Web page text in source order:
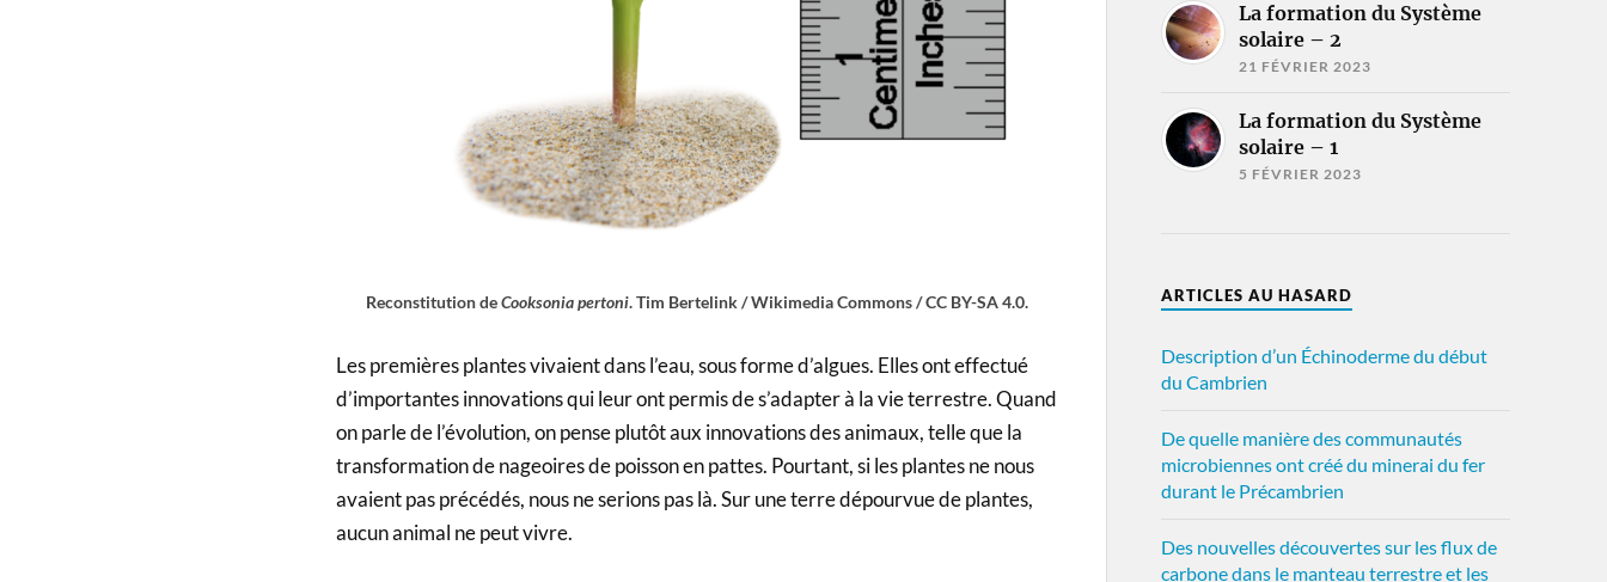
Reconstitution deCooksonia pertoni. Tim Bertelink / Wikimedia Commons / CC BY-SA 4.0.
Les premières plantes vivaient dans l’eau, sous forme d’algues. Elles ont effectué
d’importantes innovations qui leur ont permis de s’adapter à la vie terrestre. Quand
on parle de l’évolution, on pense plutôt aux innovations des animaux, telle que la
transformation de nageoires de poisson en pattes. Pourtant, si les plantes ne nous
avaient pas précédés, nous ne serions pas là. Sur une terre dépourvue de plantes,
aucun animal ne peut vivre.
La formation du Système
solaire – 2
21 FÉVRIER 2023
La formation du Système
solaire – 1
5 FÉVRIER 2023
ARTICLES AU HASARD
Description d’un Échinoderme du début
du Cambrien
De quelle manière des communautés
microbiennes ont créé du minerai du fer
durant le Précambrien
Des nouvelles découvertes sur les flux de
carbone dans le manteau terrestre et les